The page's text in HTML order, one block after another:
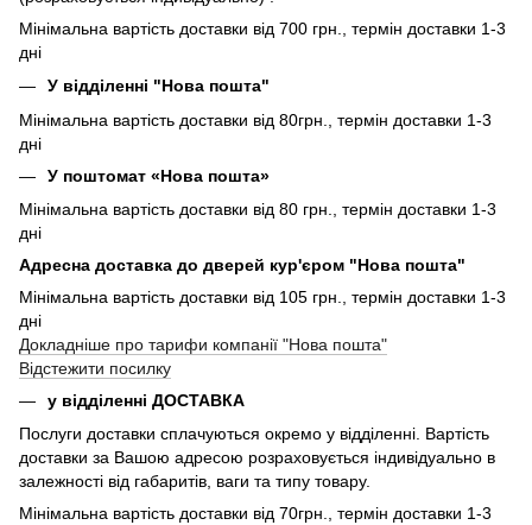
Мінімальна вартість доставки від 700 грн., термін доставки 1-3
дні
У відділенні "Нова пошта"
Мінімальна вартість доставки від 80грн., термін доставки 1-3
дні
У поштомат «Нова пошта»
Мінімальна вартість доставки від 80 грн., термін доставки 1-3
дні
Адресна доставка до дверей кур'єром "Нова пошта"
Мінімальна вартість доставки від 105 грн., термін доставки 1-3
дні
Докладніше про тарифи компанії "Нова пошта"
Відстежити посилку
у відділенні ДОСТАВКА
Послуги доставки сплачуються окремо у відділенні. Вартість
доставки за Вашою адресою розраховується індивідуально в
залежності від габаритів, ваги та типу товару.
Мінімальна вартість доставки від 70грн., термін доставки 1-3